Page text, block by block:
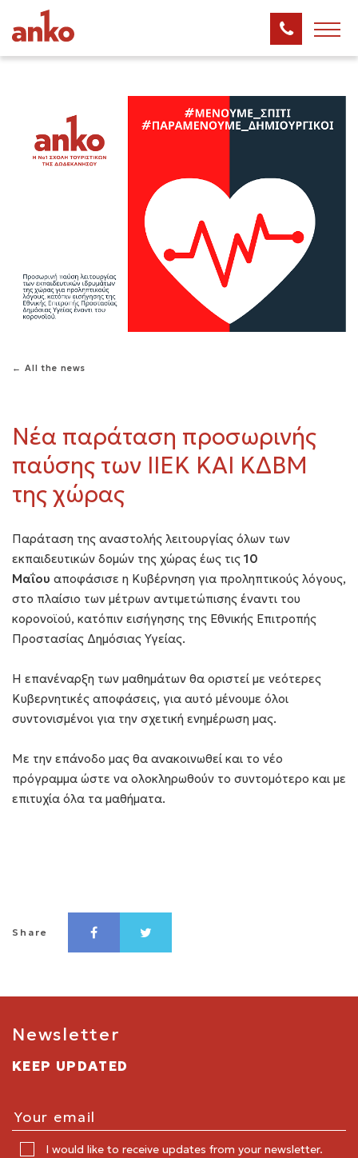
← All the news
Νέα παράταση προσωρινής
παύσης των ΙΙΕΚ ΚΑΙ ΚΔΒΜ
της χώρας
Παράταση της αναστολής λειτουργίας όλων των
εκπαιδευτικών δομών της χώρας έως τις 10
Μαΐου αποφάσισε η Κυβέρνηση για προληπτικούς λόγους,
στο πλαίσιο των μέτρων αντιμετώπισης έναντι του
κορονοϊού, κατόπιν εισήγησης της Εθνικής Επιτροπής
Προστασίας Δημόσιας Υγείας.
Η επανέναρξη των μαθημάτων θα οριστεί με νεότερες
Κυβερνητικές αποφάσεις, για αυτό μένουμε όλοι
συντονισμένοι για την σχετική ενημέρωση μας.
Με την επάνοδο μας θα ανακοινωθεί και το νέο
πρόγραμμα ώστε να ολοκληρωθούν το συντομότερο και με
επιτυχία όλα τα μαθήματα.
Share
Newsletter
KEEP UPDATED
I would like to receive updates from your newsletter.